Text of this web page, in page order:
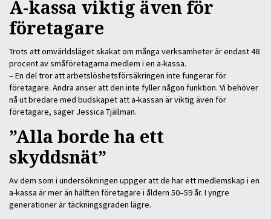
A-kassa viktig även för
företagare
Trots att omvärldsläget skakat om många verksamheter är endast 48
procent av småföretagarna medlem i en a-kassa.
– En del tror att arbetslöshetsförsäkringen inte fungerar för
företagare. Andra anser att den inte fyller någon funktion. Vi behöver
nå ut bredare med budskapet att a-kassan är viktig även för
företagare, säger Jessica Tjällman.
”Alla borde ha ett
skyddsnät”
Av dem som i undersökningen uppger att de har ett medlemskap i en
a-kassa är mer än hälften företagare i åldern 50–59 år. I yngre
generationer är täckningsgraden lägre.